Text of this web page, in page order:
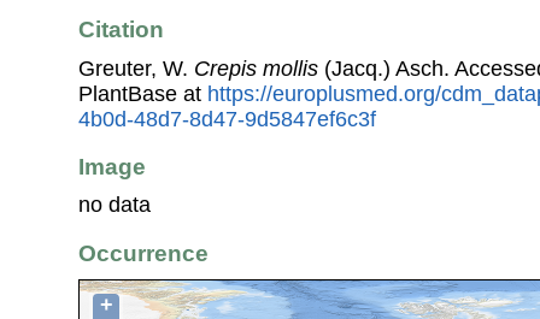
Citation
Greuter, W. Crepis mollis (Jacq.) Asch.
PlantBase at https://europlusmed.org/
4b0d-48d7-8d47-9d5847ef6c3f
Image
no data
Occurrence
+